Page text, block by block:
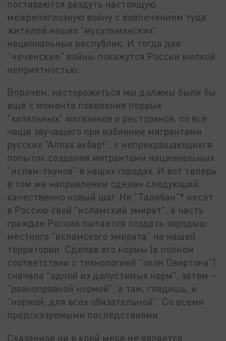
постараются раздуть настоящую
межрелигиозную войну с вовлечением туда
жителей наших "мусульманских"
национальных республик. И тогда две
"чеченские" войны покажутся России мелкой
неприятностью.
Впрочем, насторожиться мы должны были бы
ещё с момента появления первых
"халяльных" магазинов и ресторанов, со всё
чаще звучащего при избиении мигрантами
русских "Аллах акбар!", с непрекращающихся
попыток создания мигрантами национальных
"ислам-таунов" в наших городах. И вот теперь
в том же направлении сделан следующий,
качественно новый шаг. Не "Талибан"* несёт
в Россию свой "исламский эмират", а часть
граждан России пытается создать зародыш
местного "исламского эмирата" на нашей
территории. Сделав его нормы (в полном
соответствии с технологией "окон Овертона")
сначала "одной из допустимых норм", затем –
"равноправной нормой", а там, глядишь, и
"нормой, для всех обязательной". Со всеми
предсказуемыми последствиями.
Сказанное ни в коей мере не является